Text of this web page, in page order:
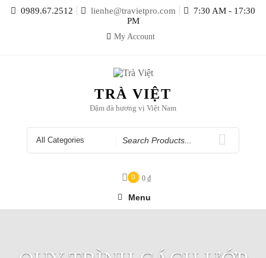
0989.67.2512 lienhe@travietpro.com
7:30 AM - 17:30
PM
My Account
TRÀ VIỆT
Đậm đà hương vị Việt Nam
Search
for
0 0 ₫
Menu